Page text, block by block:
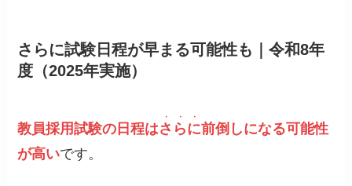
さらに試験日程が早まる可能性も｜令和8年
度（2025年実施）
教員採用試験の日程はさらに
・・・
前倒しになる可能性
が高いです。